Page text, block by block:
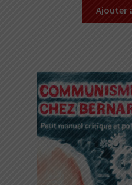
Ajouter